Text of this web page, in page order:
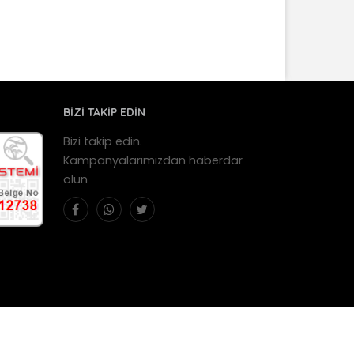
BİZİ TAKİP EDİN
Bizi takip edin.
Kampanyalarımızdan haberdar
olun